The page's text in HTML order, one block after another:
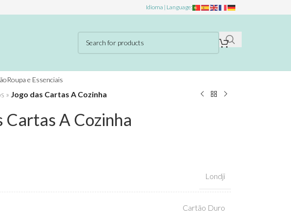
Idioma | Language:
Roupa e Essenciais
» Jogo das Cartas A Cozinha
Cartas A Cozinha
Londji
Cartão Duro